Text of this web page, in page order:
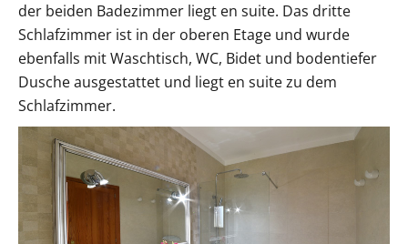
der beiden Badezimmer liegt en suite. Das dritte
Schlafzimmer ist in der oberen Etage und wurde
ebenfalls mit Waschtisch, WC, Bidet und bodentiefer
Dusche ausgestattet und liegt en suite zu dem
Schlafzimmer.